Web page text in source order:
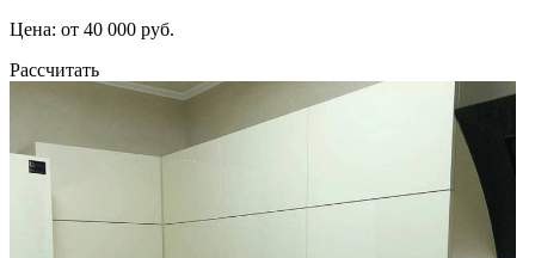
Цена: от 40 000 руб.
Рассчитать